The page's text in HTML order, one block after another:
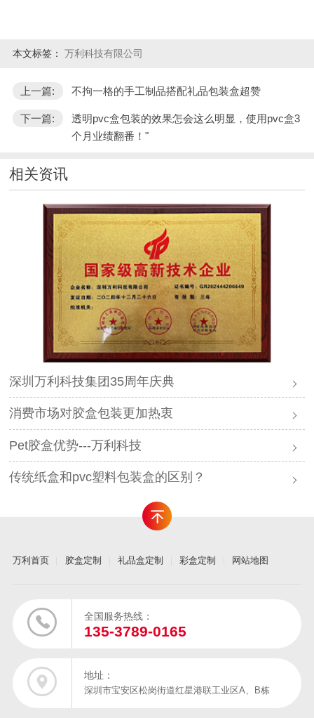
本文标签： 万利科技有限公司
上一篇: 不拘一格的手工制品搭配礼品包装盒超赞
下一篇:
透明pvc盒包装的效果怎会这么明显，使用pvc盒3
个月业绩翻番！"
相关资讯
深圳万利科技集团35周年庆典
消费市场对胶盒包装更加热衷
Pet胶盒优势---万利科技
传统纸盒和pvc塑料包装盒的区别？
万利首页 胶盒定制 礼品盒定制 彩盒定制 网站地图
全国服务热线：
135-3789-0165
地址：
深圳市宝安区松岗街道红星港联工业区A、B栋